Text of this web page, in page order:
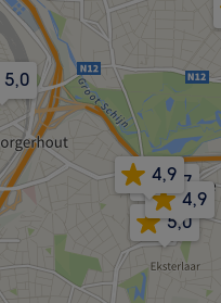
5,0
4,7
5,0
4,9
4,9